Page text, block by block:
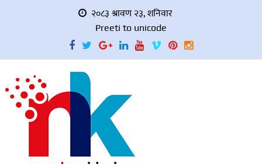
२०८३ श्रावण २३, शनिवार
Preeti to unicode